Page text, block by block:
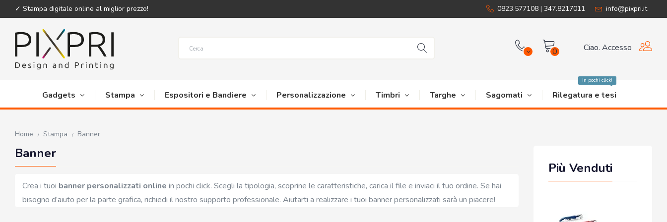
✓ Stampa digitale online al miglior prezzo! 0823.577108 | 347.8217011 info@pixpri.it
Ciao. Accesso
0
Gadgets Stampa Espositori e Bandiere Personalizzazione Timbri Targhe Sagomati
In pochi click!
Rilegatura e tesi
Home Stampa Banner
Banner
Crea i tuoi banner personalizzati online in pochi click. Scegli la tipologia, scoprine le caratteristiche, carica il file e inviaci il tuo ordine. Se hai
bisogno d’aiuto per la parte grafica, richiedi il nostro supporto professionale. Aiutarti a realizzare i tuoi banner personalizzati sarà un piacere!
Più Venduti